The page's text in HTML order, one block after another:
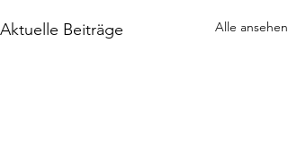
Aktuelle Beiträge Alle ansehen